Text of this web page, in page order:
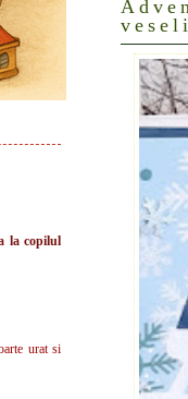
la copilul
urat si